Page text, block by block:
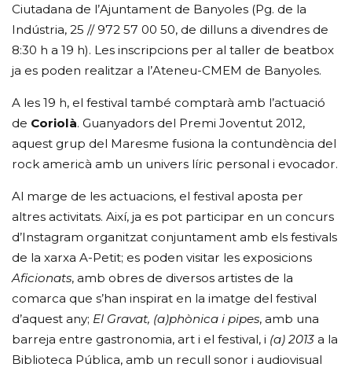
Ciutadana de l’Ajuntament de Banyoles (Pg. de la
Indústria, 25 // 972 57 00 50, de dilluns a divendres de
8:30 h a 19 h). Les inscripcions per al taller de beatbox
ja es poden realitzar a l’Ateneu-CMEM de Banyoles.
A les 19 h, el festival també comptarà amb l’actuació
de Coriolà. Guanyadors del Premi Joventut 2012,
aquest grup del Maresme fusiona la contundència del
rock americà amb un univers líric personal i evocador.
Al marge de les actuacions, el festival aposta per
altres activitats. Així, ja es pot participar en un concurs
d’Instagram organitzat conjuntament amb els festivals
de la xarxa A-Petit; es poden visitar les exposicions
Aficionats, amb obres de diversos artistes de la
comarca que s’han inspirat en la imatge del festival
d’aquest any; El Gravat, (a)phònica i pipes, amb una
barreja entre gastronomia, art i el festival, i (a) 2013 a la
Biblioteca Pública, amb un recull sonor i audiovisual